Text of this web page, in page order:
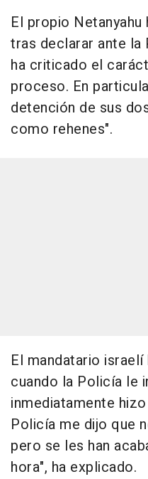
El propio
tras declarar ante
ha criticado el
proceso. En
detención de sus
como rehenes".
El mandatario
cuando la Policía le
inmediatamente
Policía me dijo que
pero se les han
hora", ha explicado.